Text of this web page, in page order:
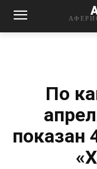
По
показан